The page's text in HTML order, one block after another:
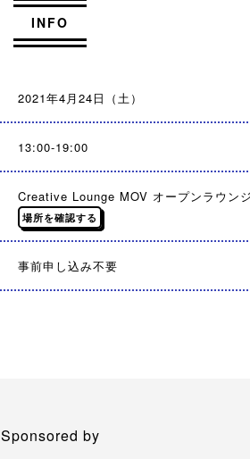
INFO
2021年4月24日（土）
13:00-19:00
Creative Lounge MOV オープンラウン
場所を確認する
事前申し込み不要
Sponsored by